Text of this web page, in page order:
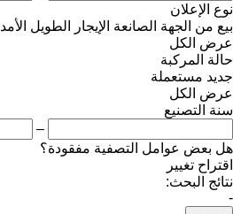
نوع الإعلان
بيع من الجهة الصانعة الإيجار الطويل الأمد
عرض الكل
حالة المركبة
جديد مستعملة
عرض الكل
سنة التصنيع
–
هل بعض عوامل التصفية مفقودة؟
اقتراح تغيير
نتائج البحث:
-